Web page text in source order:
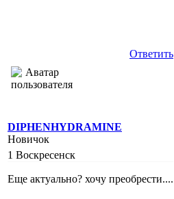
Ответить
DIPHENHYDRAMINE
Новичок
1 Воскресенск
Еще актуально? хочу преобрести....